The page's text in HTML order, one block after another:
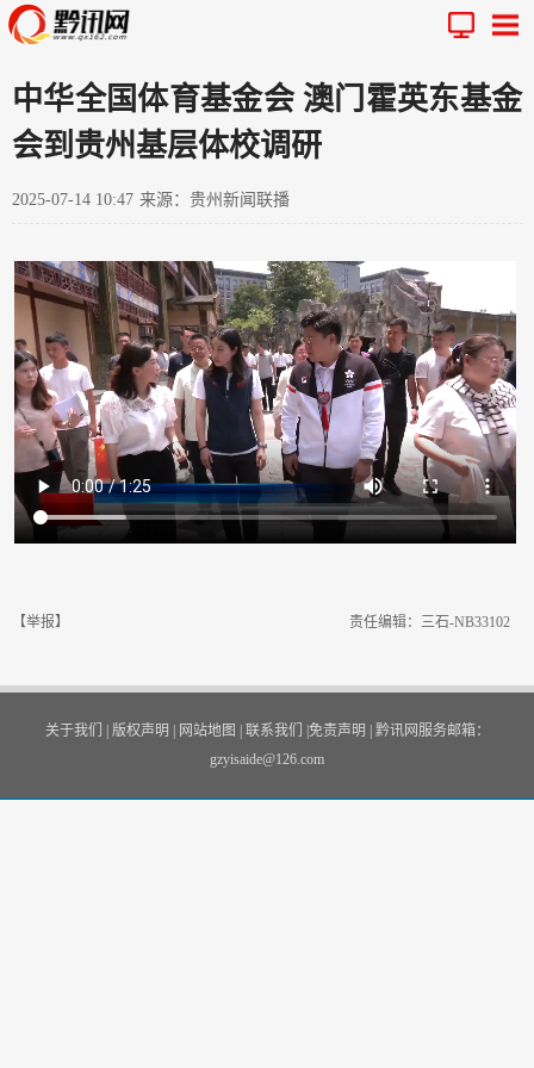
中华全国体育基金会 澳门霍英东基金
会到贵州基层体校调研
2025-07-14 10:47 来源：贵州新闻联播
【举报】 责任编辑：三石-NB33102
关于我们 | 版权声明 | 网站地图 | 联系我们 |免责声明 | 黔讯网服务邮箱：
gzyisaide@126.com